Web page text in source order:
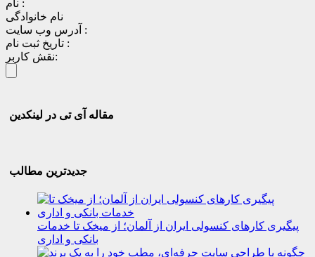
نام :
نام خانوادگی
آدرس وب سایت :
تاریخ ثبت نام :
نقش کاربر:
مقاله آی تی در لینکدین
جدیدترین مطالب
پیگیری کارهای کنسولی ایران از آلمان؛ از میخک تا خدمات
بانکی و اداری